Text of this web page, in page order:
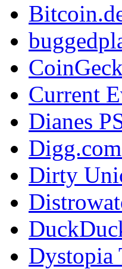
Current
Dianes
Dirty
Dystopia